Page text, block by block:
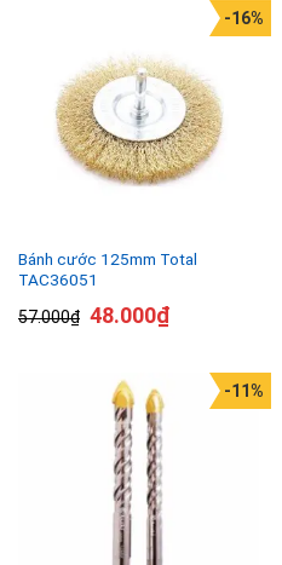
Bánh cước 125mm Total
TAC36051
57.000₫
-16%
48.000₫
-11%